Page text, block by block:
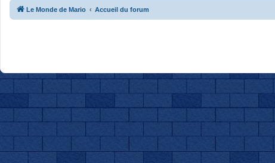
Le Monde de Mario Accueil du forum